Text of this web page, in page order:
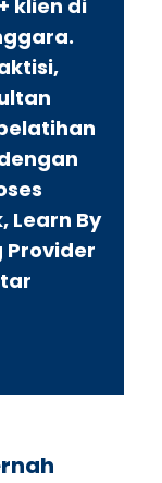
klien di
Learn By
Provider